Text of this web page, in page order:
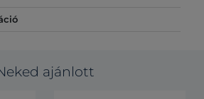
ajánlott